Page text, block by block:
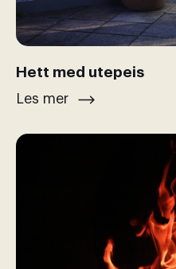
Hett med utepeis
Les mer